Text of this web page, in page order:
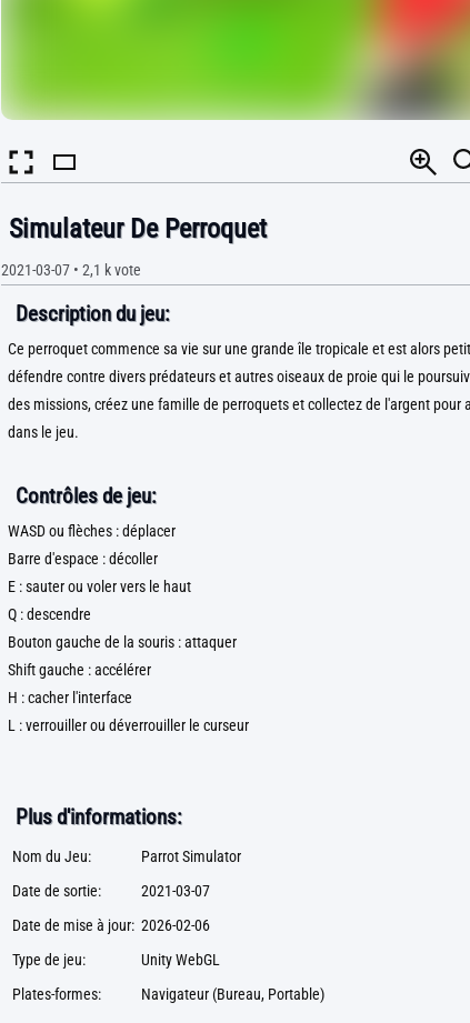
Simulateur De Perroquet
2021-03-07• 2,1 kvote
Description du jeu:
Ce perroquet commence sa vie sur une grande île tropicale et est alors
défendre contre divers prédateurs et autres oiseaux de proie qui le
des missions, créez une famille de perroquets et collectez de l'argent pour
dans le jeu.
Contrôles de jeu:
WASD ou flèches : déplacer
Barre d'espace : décoller
E : sauter ou voler vers le haut
Q : descendre
Bouton gauche de la souris : attaquer
Shift gauche : accélérer
H : cacher l'interface
L : verrouiller ou déverrouiller le curseur
Plus d'informations:
Nom du Jeu:
Parrot Simulator
Date de sortie:
2021-03-07
Date de mise à jour: 2026-02-06
Type de jeu:
Unity WebGL
Plates-formes:
Navigateur (Bureau, Portable)